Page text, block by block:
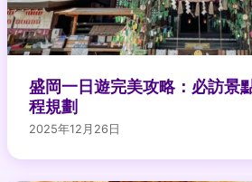
盛岡一日遊完美攻略：必訪景
程規劃
2025年12月26日